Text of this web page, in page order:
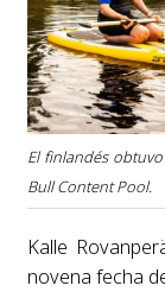
El finlandés
Bull Content Pool.
Kalle
novena fecha